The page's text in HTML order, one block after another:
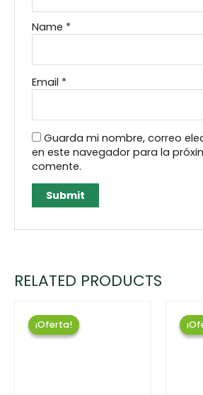
Name *
Email *
Guarda mi nombre, correo
en este navegador para la
comente.
RELATED PRODUCTS
¡Oferta!
¡Oferta!